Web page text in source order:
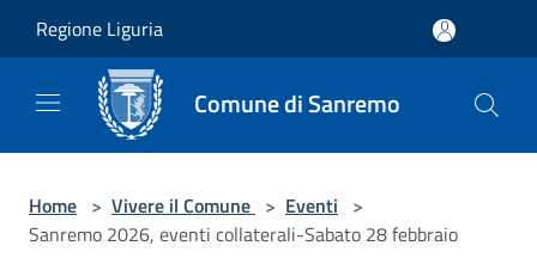
Regione Liguria
Comune di Sanremo
Home > Vivere il Comune > Eventi >
Sanremo 2026, eventi collaterali-Sabato 28 febbraio